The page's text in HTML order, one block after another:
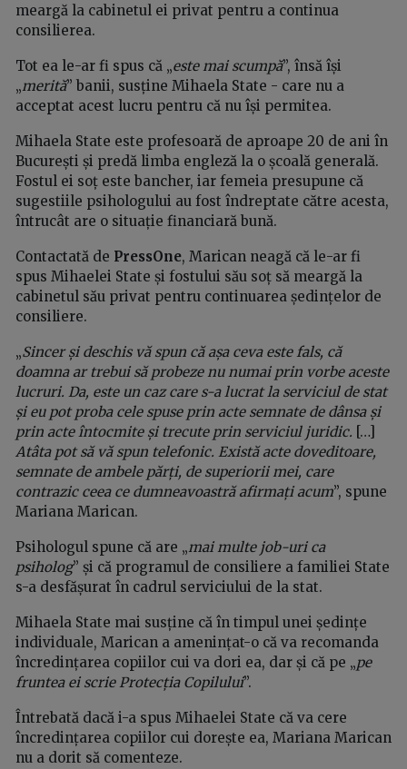
meargă la cabinetul ei privat pentru a continua
consilierea.
Tot ea le-ar fi spus că „este mai scumpă”, însă își
„merită” banii, susține Mihaela State - care nu a
acceptat acest lucru pentru că nu își permitea.
Mihaela State este profesoară de aproape 20 de ani în
București și predă limba engleză la o școală generală.
Fostul ei soț este bancher, iar femeia presupune că
sugestiile psihologului au fost îndreptate către acesta,
întrucât are o situație financiară bună.
Contactată de PressOne, Marican neagă că le-ar fi
spus Mihaelei State și fostului său soț să meargă la
cabinetul său privat pentru continuarea ședințelor de
consiliere.
„Sincer și deschis vă spun că așa ceva este fals, că
doamna ar trebui să probeze nu numai prin vorbe aceste
lucruri. Da, este un caz care s-a lucrat la serviciul de stat
și eu pot proba cele spuse prin acte semnate de dânsa și
prin acte întocmite și trecute prin serviciul juridic. […]
Atâta pot să vă spun telefonic. Există acte doveditoare,
semnate de ambele părți, de superiorii mei, care
contrazic ceea ce dumneavoastră afirmați acum”, spune
Mariana Marican.
Psihologul spune că are „mai multe job-uri ca
psiholog” și că programul de consiliere a familiei State
s-a desfășurat în cadrul serviciului de la stat.
Mihaela State mai susține că în timpul unei ședințe
individuale, Marican a amenințat-o că va recomanda
încredințarea copiilor cui va dori ea, dar și că pe „pe
fruntea ei scrie Protecția Copilului”.
Întrebată dacă i-a spus Mihaelei State că va cere
încredințarea copiilor cui dorește ea, Mariana Marican
nu a dorit să comenteze.